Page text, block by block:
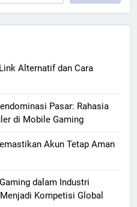
Alternatif dan Cara
Pasar: Rahasia
di Mobile Gaming
Akun Tetap Aman
dalam Industri
Kompetisi Global